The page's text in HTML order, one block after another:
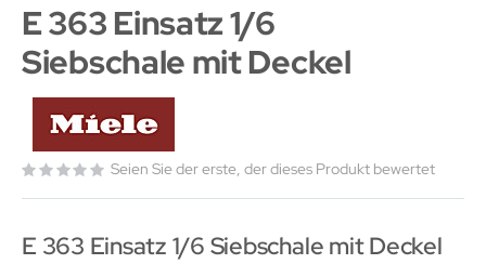
E 363 Einsatz 1/6
Siebschale mit Deckel
Seien Sie der erste, der dieses Produkt bewertet
E 363 Einsatz 1/6 Siebschale mit Deckel